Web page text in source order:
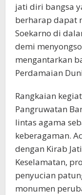
jati diri bangsa
berharap dapat
Soekarno di
demi
mengantarkan
Perdamaian
Rangkaian
Pangruwatan
lintas agama
keberagaman.
dengan Kirab
Keselamatan,
penyucian
monumen